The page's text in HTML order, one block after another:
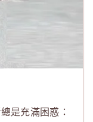
是充滿困惑：